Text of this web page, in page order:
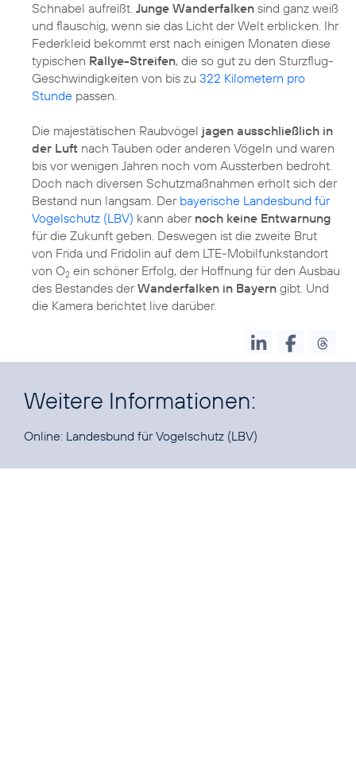
Schnabel aufreißt. Junge Wanderfalken sind ganz weiß
und flauschig, wenn sie das Licht der Welt erblicken. Ihr
Federkleid bekommt erst nach einigen Monaten diese
typischen Rallye-Streifen, die so gut zu den Sturzflug-
Geschwindigkeiten von bis zu 322 Kilometern pro
Stunde passen.
Die majestätischen Raubvögel jagen ausschließlich in
der Luft nach Tauben oder anderen Vögeln und waren
bis vor wenigen Jahren noch vom Aussterben bedroht.
Doch nach diversen Schutzmaßnahmen erholt sich der
Bestand nun langsam. Der bayerische Landesbund für
Vogelschutz (LBV) kann aber noch keine Entwarnung
für die Zukunft geben. Deswegen ist die zweite Brut
von Frida und Fridolin auf dem LTE-Mobilfunkstandort
von O2 ein schöner Erfolg, der Hoffnung für den Ausbau
des Bestandes derWanderfalken in Bayern gibt. Und
die Kamera berichtet live darüber.
Weitere Informationen:
Online: Landesbund für Vogelschutz (LBV)